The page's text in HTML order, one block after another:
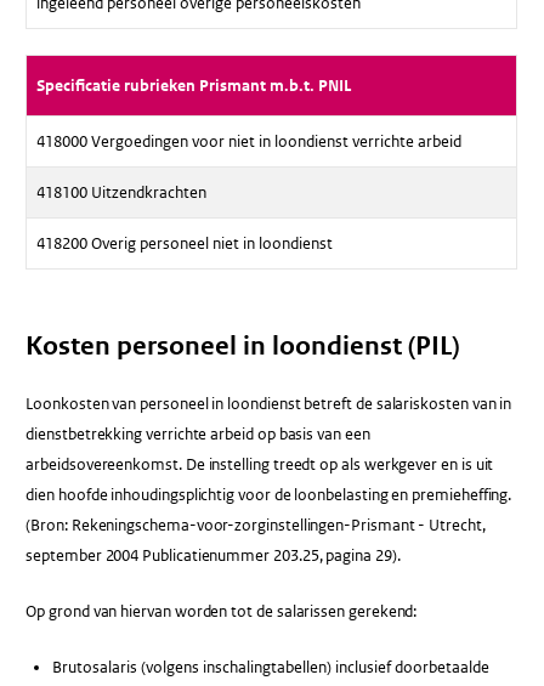
Specificatie rubrieken Prismant m.b.t. PNIL
418000 Vergoedingen voor niet in loondienst verrichte arbeid
418100 Uitzendkrachten
418200 Overig personeel niet in loondienst
Kosten personeel in loondienst (PIL)
Loonkosten van personeel in loondienst betreft de salariskosten van in
dienstbetrekking verrichte arbeid op basis van een
arbeidsovereenkomst. De instelling treedt op als werkgever en is uit
dien hoofde inhoudingsplichtig voor de loonbelasting en premieheffing.
(Bron: Rekeningschema-voor-zorginstellingen-Prismant - Utrecht,
september 2004 Publicatienummer 203.25, pagina 29).
Op grond van hiervan worden tot de salarissen gerekend:
Brutosalaris (volgens inschalingtabellen) inclusief doorbetaalde